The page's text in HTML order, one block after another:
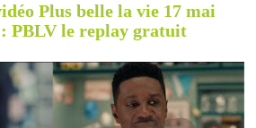
Plus belle la vie 17 mai
: PBLV le replay gratuit